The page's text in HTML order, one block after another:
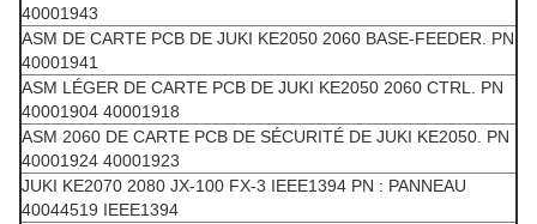
40001943
ASM DE CARTE PCB DE JUKI KE2050 2060 BASE-FEEDER. PN
40001941
ASM LÉGER DE CARTE PCB DE JUKI KE2050 2060 CTRL. PN
40001904 40001918
ASM 2060 DE CARTE PCB DE SÉCURITÉ DE JUKI KE2050. PN
40001924 40001923
JUKI KE2070 2080 JX-100 FX-3 IEEE1394 PN : PANNEAU
40044519 IEEE1394